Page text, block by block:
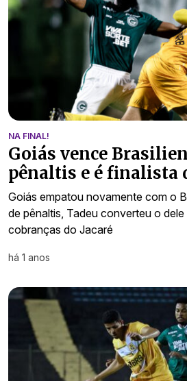
NA FINAL!
Goiás vence
pênaltis e é finalista
Goiás empatou novamente com o
de pênaltis, Tadeu converteu o
cobranças do Jacaré
há 1 anos